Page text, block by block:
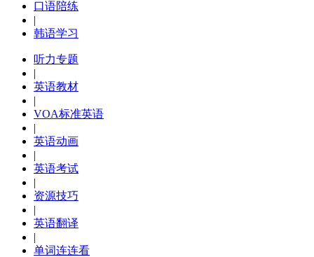
口语陪练
|
韩语学习
听力专题
|
英语教材
|
VOA标准英语
|
英语动画
|
英语考试
|
资源技巧
|
英语翻译
|
单词连连看